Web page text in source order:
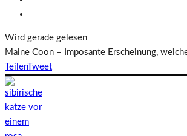
Wird gerade gelesen
Maine Coon – Imposante Erscheinung,
TeilenTweet